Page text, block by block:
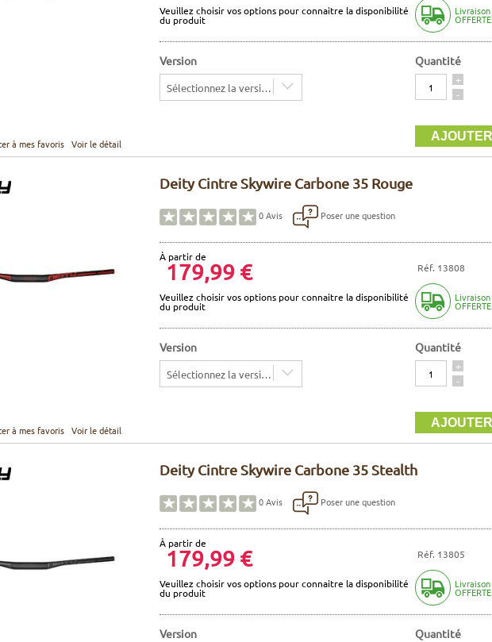
à mes favoris Voir le détail
Veuillez choisir vos options pour connaitre la disponibilité
du produit
Livraison
OFFERTE
Version
Sélectionnez la version
Quantité
Quantité
+
-
Deity Cintre Skywire Carbone 35 Rouge
0Avis Poser une question
à mes favoris Voir le détail
À partir de
179,99 € Réf. 13808
Veuillez choisir vos options pour connaitre la disponibilité
du produit
Livraison
OFFERTE
Version
Sélectionnez la version
Quantité
Quantité
+
-
Deity Cintre Skywire Carbone 35 Stealth
0Avis Poser une question
À partir de
179,99 € Réf. 13805
Veuillez choisir vos options pour connaitre la disponibilité
du produit
Livraison
OFFERTE
Version
Quantité